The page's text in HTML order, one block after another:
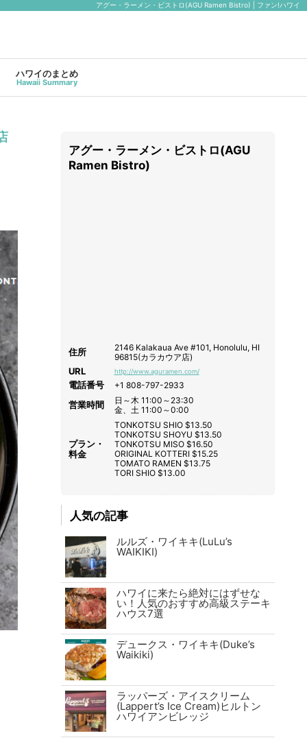
アグー・ラーメン・ビストロ(AGU Ramen Bistro) | ファン!ハワイ
ハワイのまとめ
Hawaii Summary
アグー・ラーメン・ビストロ(AGU
Ramen Bistro)
住所
2146 Kalakaua Ave #101, Honolulu, HI
96815(カラカウア店)
URL http://www.aguramen.com/
電話番号 +1 808-797-2933
営業時間
日～木 11:00～23:30
金、土 11:00～0:00
プラン・
料金
TONKOTSU SHIO $13.50
TONKOTSU SHOYU $13.50
TONKOTSU MISO $16.50
ORIGINAL KOTTERI $15.25
TOMATO RAMEN $13.75
TORI SHIO $13.00
人気の記事
ルルズ・ワイキキ(LuLu’s
WAIKIKI)
ハワイに来たら絶対にはずせな
い！人気のおすすめ高級ステーキ
ハウス7選
デュークス・ワイキキ(Duke’s
Waikiki)
ラッパーズ・アイスクリーム
(Lappert’s Ice Cream)ヒルトン
ハワイアンビレッジ